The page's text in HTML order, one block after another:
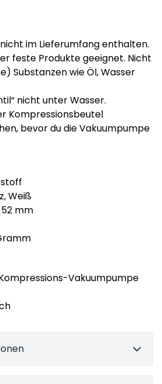
im Lieferumfang enthalten.
feste Produkte geeignet. Nicht
Substanzen wie Öl, Wasser
nicht unter Wasser.
Kompressionsbeutel
bevor du die Vakuumpumpe
Weiß
mm
Vakuumpumpe